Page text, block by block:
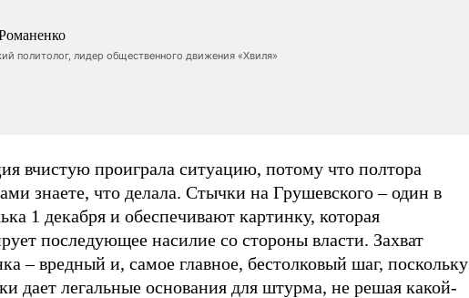
политолог, лидер общественного движения «Хвиля»
вчистую проиграла ситуацию, потому что полтора
знаете, что делала. Стычки на Грушевского – один в
1 декабря и обеспечивают картинку, которая
последующее насилие со стороны власти. Захват
– вредный и, самое главное, бестолковый шаг, поскольку
дает легальные основания для штурма, не решая какой-